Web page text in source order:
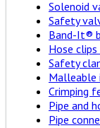
Solenoid
Safety
Band-It®
Hose
Safety
Malleable
Crimping
Pipe and
Pipe